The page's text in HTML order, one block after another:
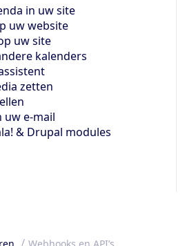
in uw site
uw website
uw site
kalenders
zetten
uw e-mail
& Drupal modules